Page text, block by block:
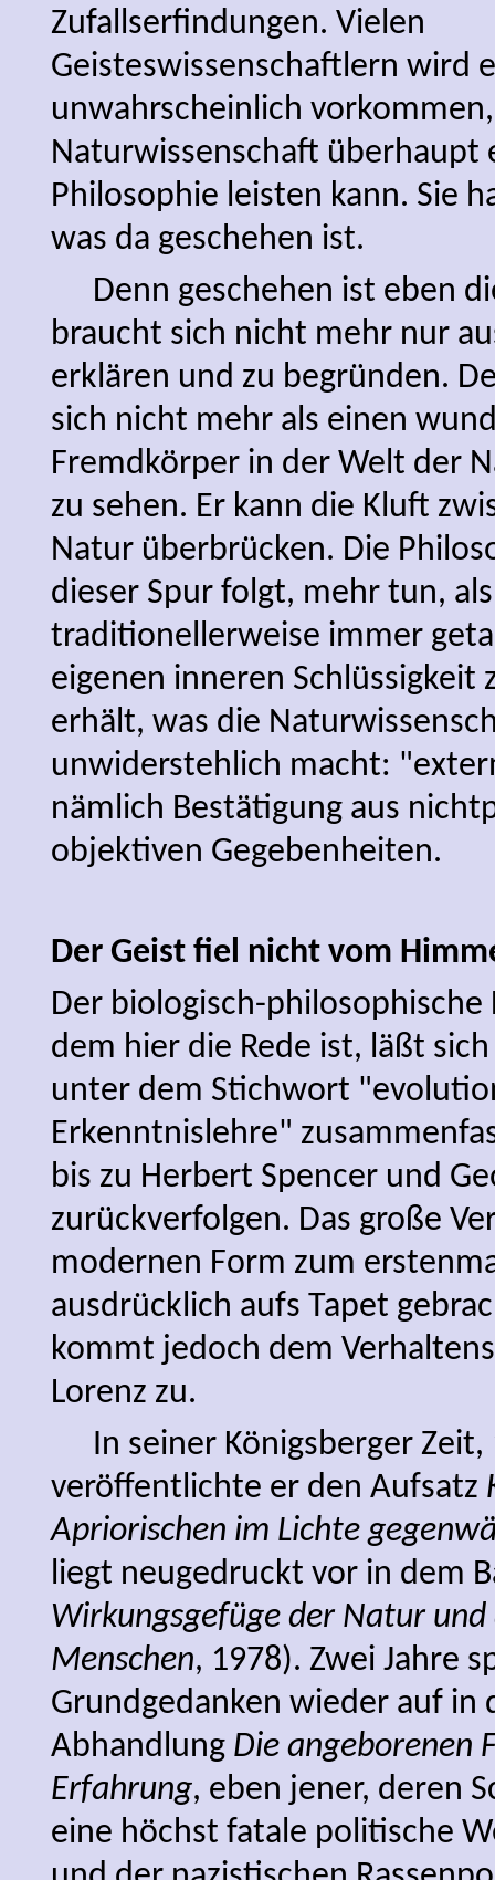
Zufallserfindungen. Vielen
Geisteswissenschaftlern wird
unwahrscheinlich
Naturwissenschaft überhaupt
Philosophie leisten kann. Sie
was da geschehen ist.
Denn geschehen ist eben
braucht sich nicht mehr nur
erklären und zu begründen.
sich nicht mehr als einen
Fremdkörper in der Welt der
zu sehen. Er kann die Kluft
Natur überbrücken. Die
dieser Spur folgt, mehr tun,
traditionellerweise immer
eigenen inneren Schlüssigkeit
erhält, was die
unwiderstehlich macht:
nämlich Bestätigung aus
objektiven Gegebenheiten.
Der Geist fiel nicht vom
Der biologisch-philosophische
dem hier die Rede ist, läßt
unter dem Stichwort
Erkenntnislehre"
bis zu Herbert Spencer und
zurückverfolgen. Das große
modernen Form zum
ausdrücklich aufs Tapet
kommt jedoch dem
Lorenz zu.
In seiner Königsberger Zeit,
veröffentlichte er den Aufsatz
Apriorischen im Lichte
liegt neugedruckt vor in dem
Wirkungsgefüge der Natur und
Menschen, 1978). Zwei Jahre
Grundgedanken wieder auf in
Abhandlung Die angeborenen
Erfahrung, eben jener, deren
eine höchst fatale politische